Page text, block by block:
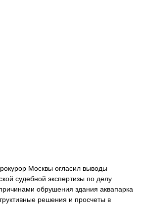
Москвы огласил выводы
судебной экспертизы по делу
обрушения здания аквапарка
решения и просчеты в